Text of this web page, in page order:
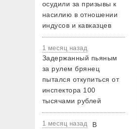
осудили за призывы к
насилию в отношении
индусов и кавказцев
1 месяц назад
Задержанный пьяным
за рулем брянец
пытался откупиться от
инспектора 100
тысячами рублей
1 месяц назад
В